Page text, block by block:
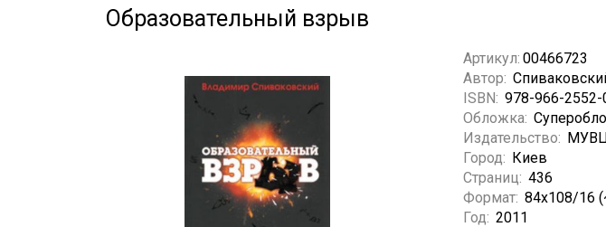
Образовательный взрыв
Артикул: 00466723
Автор:
ISBN: 978-966-2552-
Обложка:
Издательство: МУВЦ
Город: Киев
Страниц: 436
Формат: 84x108/16
Год: 2011